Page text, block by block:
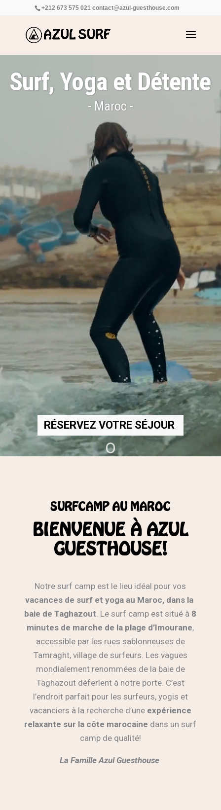
+212 673 575 021 contact@azul-guesthouse.com
Surf, Yoga et Détente
- Maroc -
RÉSERVEZ VOTRE SÉJOUR
SURFCAMP AU MAROC
BIENVENUE À AZUL
GUESTHOUSE!
Notre surf camp est le lieu idéal pour vos
vacances de surf et yoga au Maroc, dans la
baie de Taghazout. Le surf camp est situé à 8
minutes de marche de la plage d’Imourane,
accessible par les rues sablonneuses de
Tamraght, village de surfeurs. Les vagues
mondialement renommées de la baie de
Taghazout déferlent à notre porte. C’est
l’endroit parfait pour les surfeurs, yogis et
vacanciers à la recherche d’une expérience
relaxante sur la côte marocaine dans un surf
camp de qualité!
La Famille Azul Guesthouse